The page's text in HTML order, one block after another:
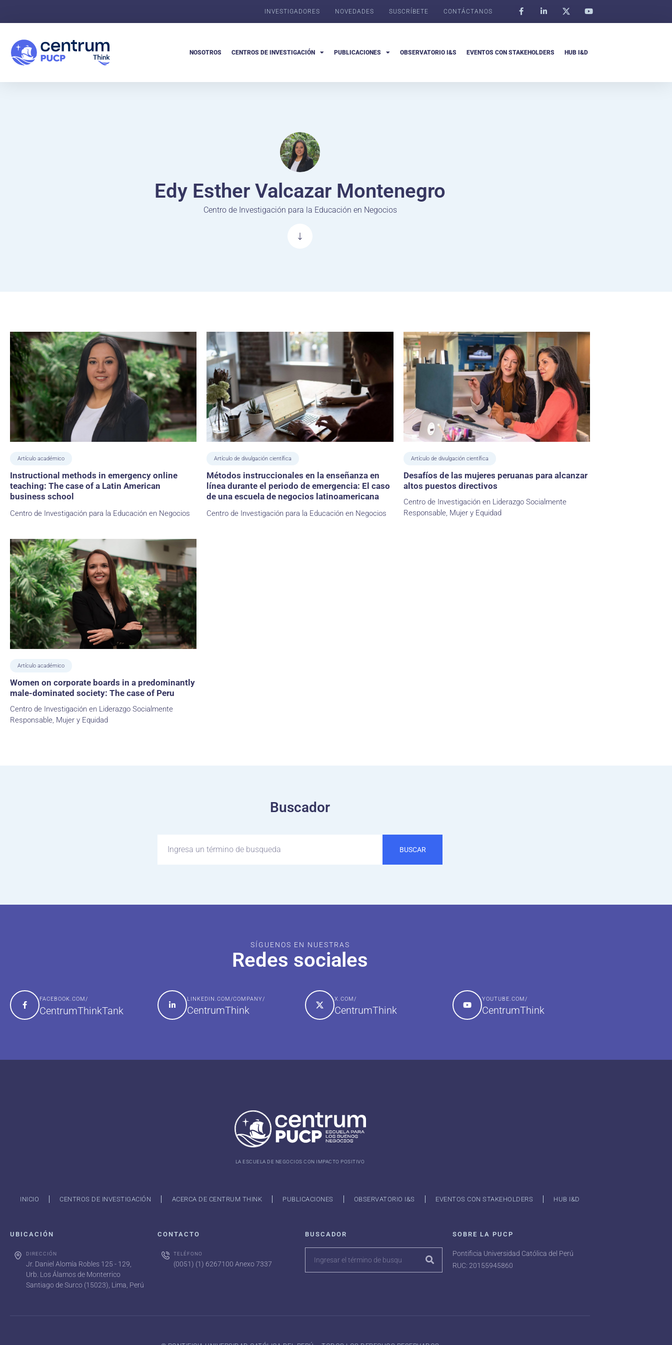
INVESTIGADORES NOVEDADES SUSCRÍBETE CONTÁCTANOS
NOSOTROS CENTROS DE INVESTIGACIÓN PUBLICACIONES OBSERVATORIO I&S EVENTOS CON STAKEHOLDERS HUB I&D
Edy Esther Valcazar Montenegro
Centro de Investigación para la Educación en Negocios
Artículo académico
Instructional methods in emergency online
teaching: The case of a Latin American
business school
Centro de Investigación para la Educación en Negocios
Artículo de divulgación científica
Métodos instruccionales en la enseñanza en
línea durante el periodo de emergencia: El caso
de una escuela de negocios latinoamericana
Centro de Investigación para la Educación en Negocios
Artículo de divulgación científica
Desafíos de las mujeres peruanas para alcanzar
altos puestos directivos
Centro de Investigación en Liderazgo Socialmente
Responsable, Mujer y Equidad
Artículo académico
Women on corporate boards in a predominantly
male-dominated society: The case of Peru
Centro de Investigación en Liderazgo Socialmente
Responsable, Mujer y Equidad
Buscador
BUSCAR
SÍGUENOS EN NUESTRAS
Redes sociales
FACEBOOK.COM/
CentrumThinkTank
LINKEDIN.COM/COMPANY/
CentrumThink
X.COM/
CentrumThink
YOUTUBE.COM/
CentrumThink
LA ESCUELA DE NEGOCIOS CON IMPACTO POSITIVO
INICIO CENTROS DE INVESTIGACIÓN ACERCA DE CENTRUM THINK PUBLICACIONES OBSERVATORIO I&S EVENTOS CON STAKEHOLDERS HUB I&D
UBICACIÓN
DIRECCIÓN
Jr. Daniel Alomía Robles 125 - 129,
Urb. Los Álamos de Monterrico
Santiago de Surco (15023), Lima, Perú
CONTACTO
TELÉFONO
(0051) (1) 6267100 Anexo 7337
BUSCADOR SOBRE LA PUCP
Pontificia Universidad Católica del Perú
RUC: 20155945860